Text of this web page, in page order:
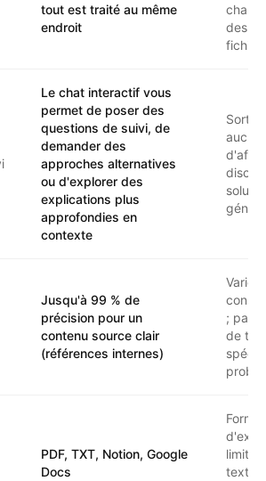
tout est traité au même
endroit
des
Le chat interactif vous
permet de poser des
questions de suivi, de
demander des
approches alternatives
ou d'explorer des
explications plus
approfondies en
contexte
Sortie
aucun
Jusqu'à 99 % de
précision pour un
contenu source clair
(références internes)
Varie
; pas
de
PDF, TXT, Notion, Google
Docs
texte